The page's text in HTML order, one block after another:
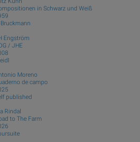
in Schwarz und Weiß
Bruckmann
Engström
/ JHE
Moreno
de campo
published
Rindal
to The Farm